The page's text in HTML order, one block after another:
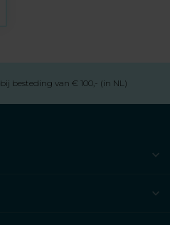
bij besteding van € 100,- (in NL)